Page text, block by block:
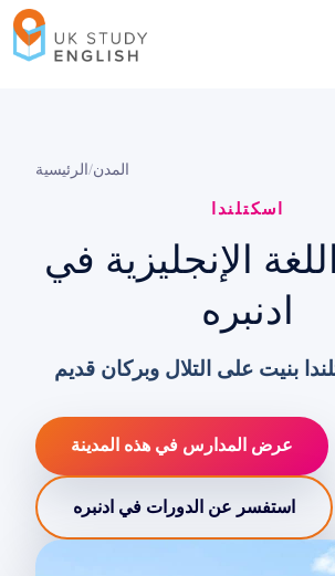
الرئيسية /المدن
اسكتلندا
الإنجليزية في
ادنبره
بنيت على التلال وبركان قديم
عرض المدارس في هذه المدينة
استفسر عن الدورات في ادنبره